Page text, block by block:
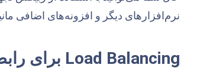
نرم‌افزارهای دیگر و افزونه‌های اضافی
Load Balancing برای